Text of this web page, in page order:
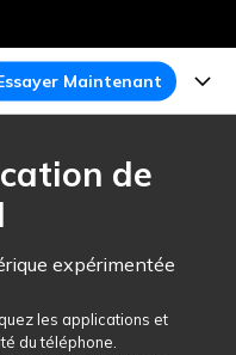
Maintenant
de Vos Enfants
de
expérimentée
les applications et
du téléphone.